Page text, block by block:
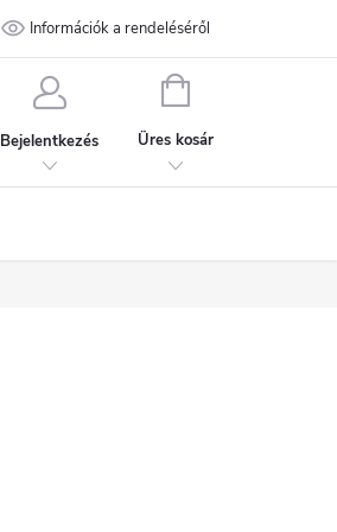
Adatvédelmi feltételek
Információk a rendeléséről
Bejelentkezés
KOSÁR
Üres kosár